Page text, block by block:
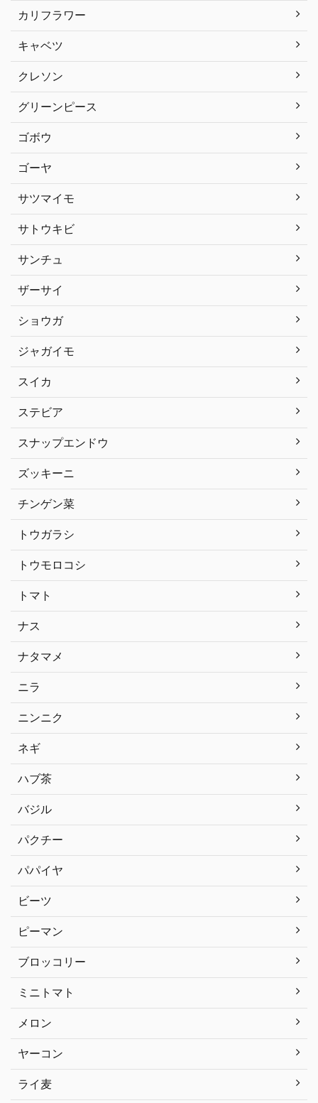
カリフラワー
キャベツ
クレソン
グリーンピース
ゴボウ
ゴーヤ
サツマイモ
サトウキビ
サンチュ
ザーサイ
ショウガ
ジャガイモ
スイカ
ステビア
スナップエンドウ
ズッキーニ
チンゲン菜
トウガラシ
トウモロコシ
トマト
ナス
ナタマメ
ニラ
ニンニク
ネギ
ハブ茶
バジル
パクチー
パパイヤ
ビーツ
ピーマン
ブロッコリー
ミニトマト
メロン
ヤーコン
ライ麦